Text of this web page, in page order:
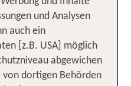
mit erlebnisreichen
Stätten verbinden
Urlaubserlebnis
Water Park, auf die
Heraklion runden
und Analysen
auch ein
[z.B. USA] möglich
abgewichen
von dortigen Behörden